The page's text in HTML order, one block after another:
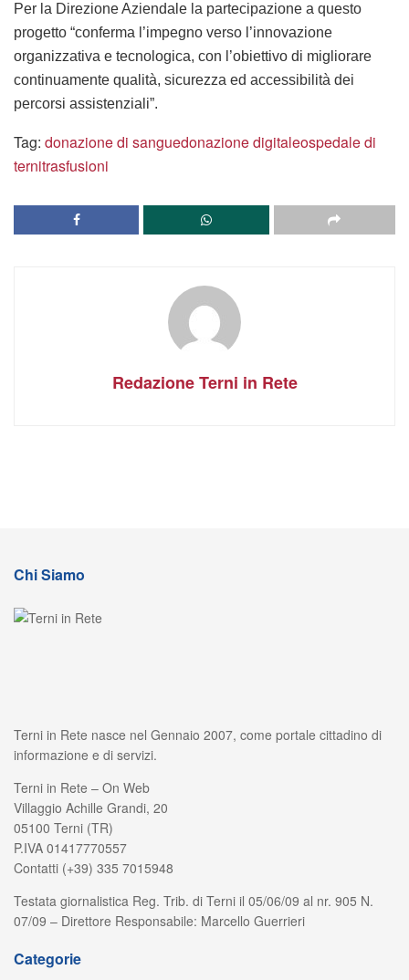
Per la Direzione Aziendale la partecipazione a questo
progetto “conferma l’impegno verso l’innovazione
organizzativa e tecnologica, con l’obiettivo di migliorare
continuamente qualità, sicurezza ed accessibilità dei
percorsi assistenziali”.
Tag: donazione di sanguedonazione digitaleospedale di
ternitrasfusioni
Redazione Terni in Rete
Chi Siamo
Terni in Rete nasce nel Gennaio 2007, come portale cittadino di
informazione e di servizi.
Terni in Rete – On Web
Villaggio Achille Grandi, 20
05100 Terni (TR)
P.IVA 01417770557
Contatti (+39) 335 7015948
Testata giornalistica Reg. Trib. di Terni il 05/06/09 al nr. 905 N.
07/09 – Direttore Responsabile: Marcello Guerrieri
Categorie